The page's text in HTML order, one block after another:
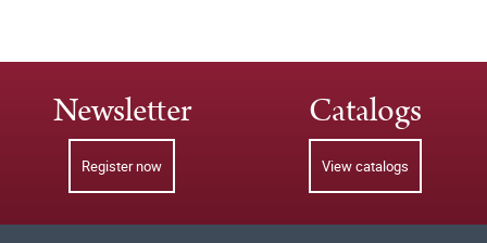
Newsletter
Register now
Catalogs
View catalogs